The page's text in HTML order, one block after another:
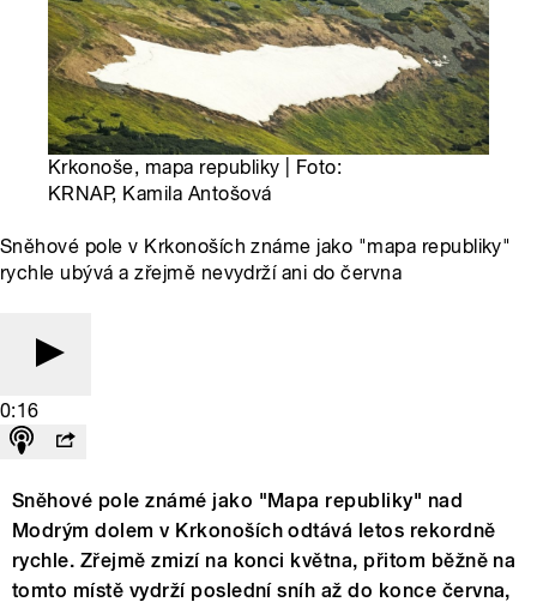
Krkonoše, mapa republiky | Foto:
KRNAP, Kamila Antošová
Sněhové pole v Krkonoších známe jako "mapa republiky"
rychle ubývá a zřejmě nevydrží ani do června
0:16
Sněhové pole známé jako "Mapa republiky" nad
Modrým dolem v Krkonoších odtává letos rekordně
rychle. Zřejmě zmizí na konci května, přitom běžně na
tomto místě vydrží poslední sníh až do konce června,